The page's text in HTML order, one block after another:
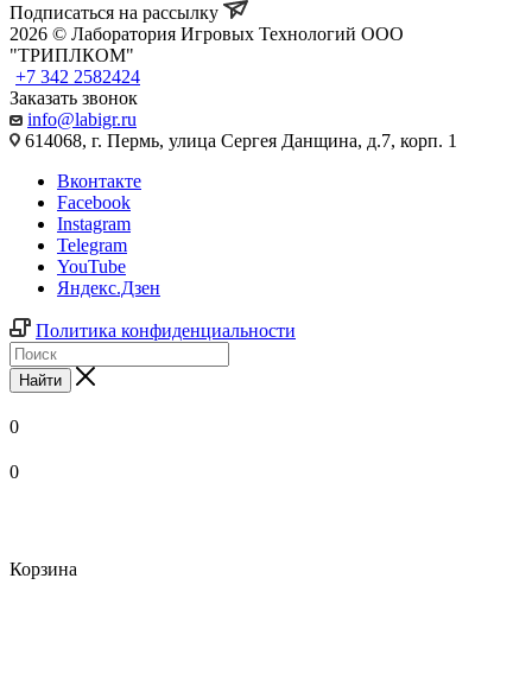
Подписаться на рассылку
2026 © Лаборатория Игровых Технологий ООО
"ТРИПЛКОМ"
+7 342 2582424
Заказать звонок
info@labigr.ru
614068, г. Пермь, улица Сергея Данщина, д.7, корп. 1
Вконтакте
Facebook
Instagram
Telegram
YouTube
Яндекс.Дзен
Политика конфиденциальности
Найти
0
0
Корзина